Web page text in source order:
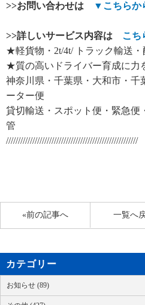
>>お問い合わせは ▼ こちらか
>>詳しいサービス内容は こち
★軽貨物・2t/4t/ トラック輸送・
★質の高いドライバー育成に力
神奈川県・千葉県・大和市・千
ーター便
貸切輸送・スポット便・緊急便
管
///////////////////////////////////////////////////////
«前の記事へ 一覧へ
カテゴリー
お知らせ (89)